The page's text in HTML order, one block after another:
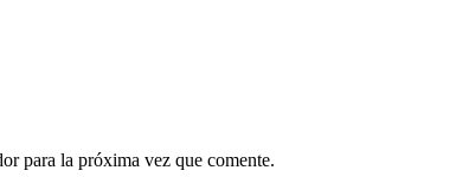
para la próxima vez que comente.